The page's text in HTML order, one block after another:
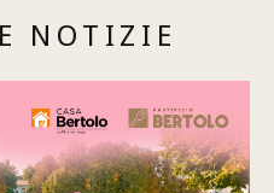
NOTIZIE